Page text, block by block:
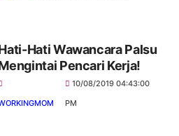
Hati Wawancara Palsu
Pencari Kerja!
10/08/2019 04:43:00
PM